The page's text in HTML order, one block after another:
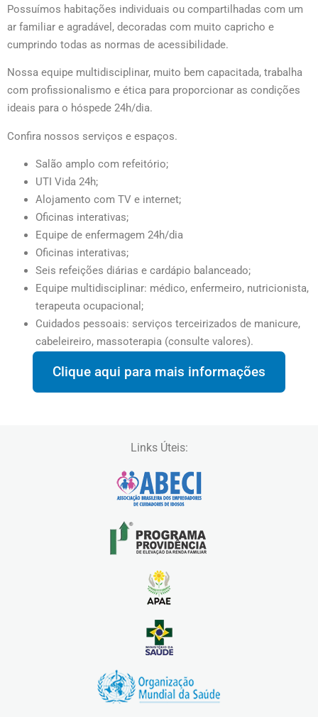
Possuímos habitações individuais ou compartilhadas com um
ar familiar e agradável, decoradas com muito capricho e
cumprindo todas as normas de acessibilidade.
Nossa equipe multidisciplinar, muito bem capacitada, trabalha
com profissionalismo e ética para proporcionar as condições
ideais para o hóspede 24h/dia.
Confira nossos serviços e espaços.
Salão amplo com refeitório;
UTI Vida 24h;
Alojamento com TV e internet;
Oficinas interativas;
Equipe de enfermagem 24h/dia
Oficinas interativas;
Seis refeições diárias e cardápio balanceado;
Equipe multidisciplinar: médico, enfermeiro, nutricionista,
terapeuta ocupacional;
Cuidados pessoais: serviços terceirizados de manicure,
cabeleireiro, massoterapia (consulte valores).
Clique aqui para mais informações
Links Úteis: